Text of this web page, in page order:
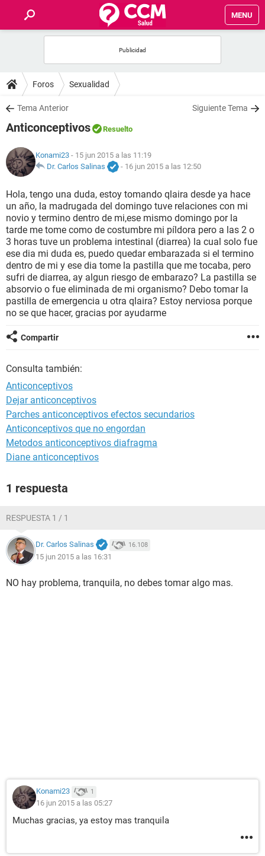
MENU
FOROS
SALUD
NUTRICIÓN
BIENESTAR
SEXUALIDAD
GLOSARIO
Foros Sexualidad
Tema Anterior Siguiente Tema
Anticonceptivos Resuelto
Konami23 - 15 jun 2015 a las 11:19
Dr. Carlos Salinas
- 16 jun 2015 a las 12:50
Hola, tengo una duda, estoy tomando qlaira desde ya hace
un año, la madrugada del domingo tuve relaciones con mi
novio y termino dentro de mi,ese mismo domingo por la
tarde me tome como de costumbre mi píldora pero a las 2 o
3 horas tuve un problema intestinal (diarrea) la cual solo fue
ese dia mi duda es, puedo quedar embarazada si el termino
dentro de mi y ese dia tome la pastilla que me tocaba, pero
sufri de diarrea, ay algun riesgo de embarazo? La pastilla se
absorvio o fue eliminada de mi organismo? Debo tomar la
pastilla de emergencia u otra qlaira? Estoy nerviosa porque
no se que hacer, gracias por ayudarme
Compartir
Consulta también:
Anticonceptivos
Dejar anticonceptivos
Parches anticonceptivos efectos secundarios
Anticonceptivos que no engordan
Metodos anticonceptivos diafragma
Diane anticonceptivos
1 respuesta
RESPUESTA 1 / 1
Dr. Carlos Salinas 16.108
15 jun 2015 a las 16:31
NO hay problema, tranquila, no debes tomar algo mas.
Konami23 1
16 jun 2015 a las 05:27
Muchas gracias, ya estoy mas tranquila